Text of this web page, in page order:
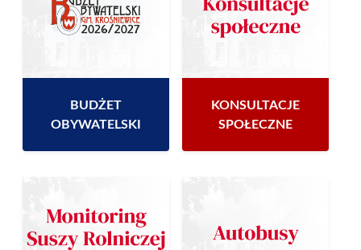
BUDŻET
OBYWATELSKI
KONSULTACJE
SPOŁECZNE